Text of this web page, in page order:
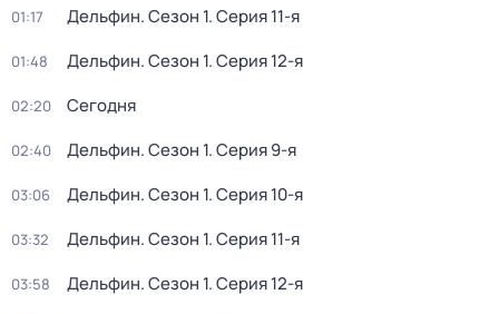
01:17 Дельфин. Сезон 1. Серия 11-я
01:48 Дельфин. Сезон 1. Серия 12-я
02:20 Сегодня
02:40 Дельфин. Сезон 1. Серия 9-я
03:06 Дельфин. Сезон 1. Серия 10-я
03:32 Дельфин. Сезон 1. Серия 11-я
03:58 Дельфин. Сезон 1. Серия 12-я